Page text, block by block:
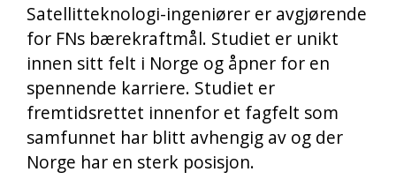
Satellitteknologi-ingeniører er avgjørende
for FNs bærekraftmål. Studiet er unikt
innen sitt felt i Norge og åpner for en
spennende karriere. Studiet er
fremtidsrettet innenfor et fagfelt som
samfunnet har blitt avhengig av og der
Norge har en sterk posisjon.